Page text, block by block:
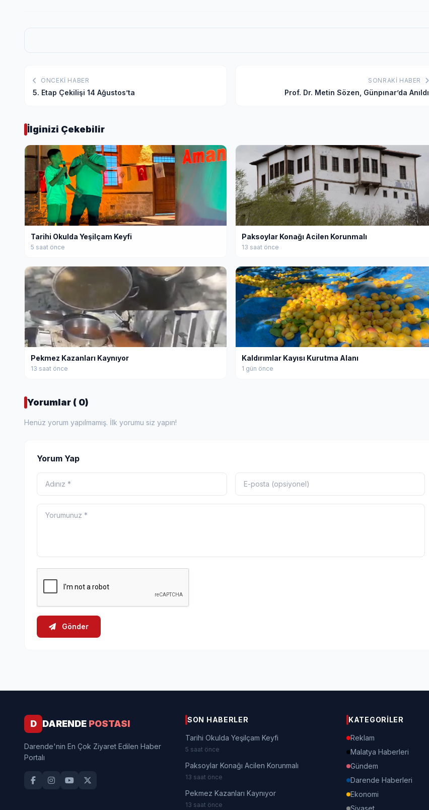
ÖNCEKI HABER
5. Etap Çekilişi 14 Ağustos’ta
SONRAKI HABER
Prof. Dr. Metin Sözen, Günpınar’da Anıldı
İlginizi Çekebilir
Tarihi Okulda Yeşilçam Keyfi
5 saat önce
Paksoylar Konağı Acilen Korunmalı
13 saat önce
Pekmez Kazanları Kaynıyor
13 saat önce
Kaldırımlar Kayısı Kurutma Alanı
1 gün önce
Yorumlar ( 0)
Henüz yorum yapılmamış. İlk yorumu siz yapın!
Yorum Yap
Gönder
D DARENDE POSTASI
Darende'nin En Çok Ziyaret Edilen Haber
Portalı
SON HABERLER
Tarihi Okulda Yeşilçam Keyfi
5 saat önce
Paksoylar Konağı Acilen Korunmalı
13 saat önce
Pekmez Kazanları Kaynıyor
13 saat önce
KATEGORILER
Reklam
Malatya Haberleri
Gündem
Darende Haberleri
Ekonomi
Siyaset